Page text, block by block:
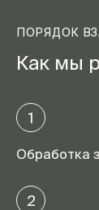
ПОРЯДОК
Как мы
1
Обработка
2